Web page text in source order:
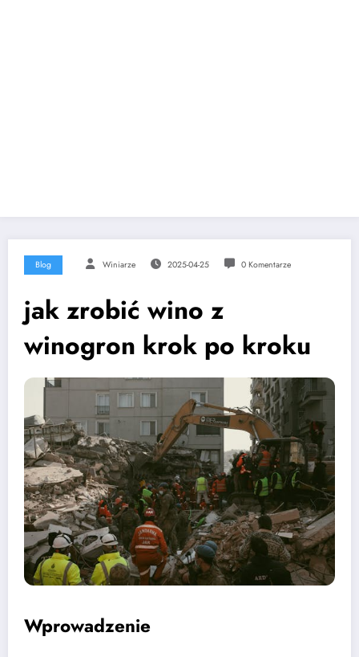
Blog Winiarze 2025-04-25 0 Komentarze
jak zrobić wino z
winogron krok po kroku
Wprowadzenie